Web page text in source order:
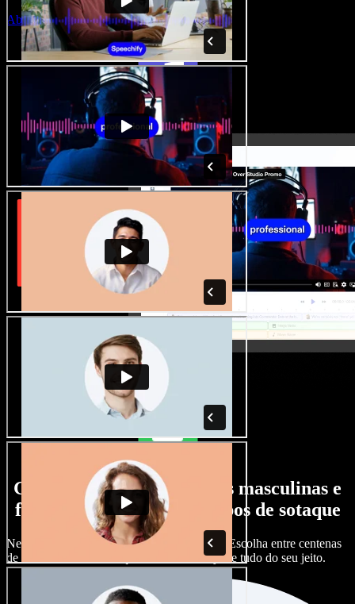
Abrir o Studio
Grande variedade de vozes masculinas e
femininas, com todos os tipos de sotaque
Nenhum projeto precisa soar igual ao outro. Escolha entre centenas
de vozes com IA e sotaques diferentes e ajuste tudo do seu jeito.